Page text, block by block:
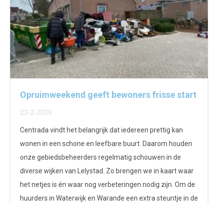
Opruimweekend geeft bewoners frisse start
23-2-2026
Centrada vindt het belangrijk dat iedereen prettig kan
wonen in een schone en leefbare buurt. Daarom houden
onze gebiedsbeheerders regelmatig schouwen in de
diverse wijken van Lelystad. Zo brengen we in kaart waar
het netjes is én waar nog verbeteringen nodig zijn. Om de
huurders in Waterwijk en Warande een extra steuntje in de